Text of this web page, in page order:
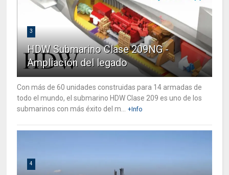
3
HDW Submarino Clase 209NG -
Ampliación del legado
Con más de 60 unidades construidas para 14 armadas de
todo el mundo, el submarino HDW Clase 209 es uno de los
submarinos con más éxito del m...
+Info
4